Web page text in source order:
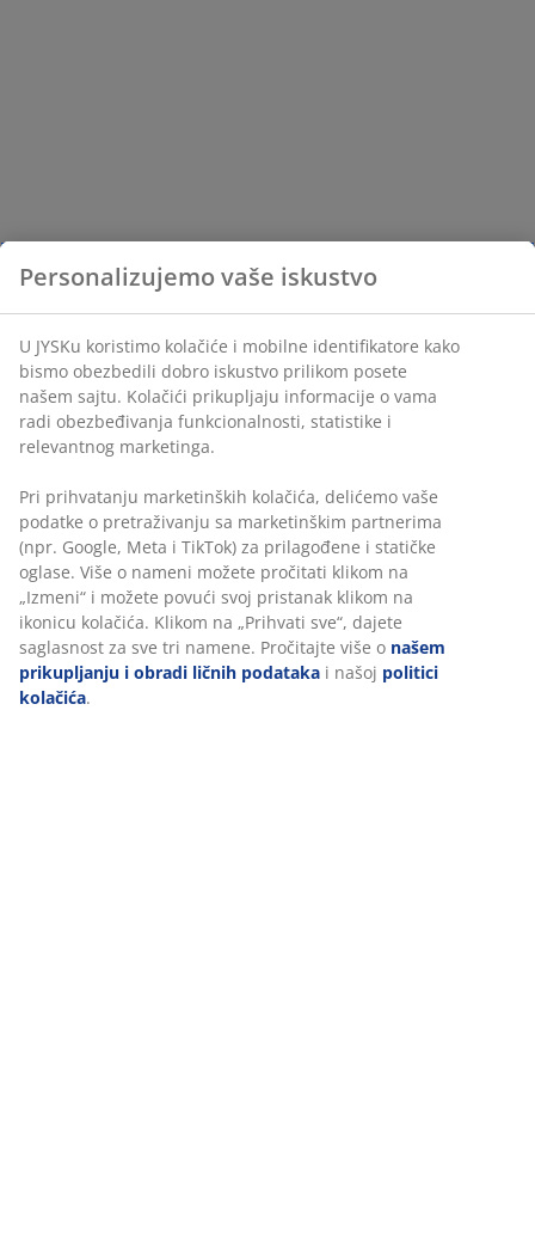
Personalizujemo vaše iskustvo
U JYSKu koristimo kolačiće i mobilne identifikatore kako
bismo obezbedili dobro iskustvo prilikom posete
našem sajtu. Kolačići prikupljaju informacije o vama
radi obezbeđivanja funkcionalnosti, statistike i
relevantnog marketinga.
Pri prihvatanju marketinških kolačića, delićemo vaše
podatke o pretraživanju sa marketinškim partnerima
(npr. Google, Meta i TikTok) za prilagođene i statičke
oglase. Više o nameni možete pročitati klikom na
„Izmeni“ i možete povući svoj pristanak klikom na
ikonicu kolačića. Klikom na „Prihvati sve“, dajete
saglasnost za sve tri namene. Pročitajte više o našem
prikupljanju i obradi ličnih podataka i našoj politici
kolačića.